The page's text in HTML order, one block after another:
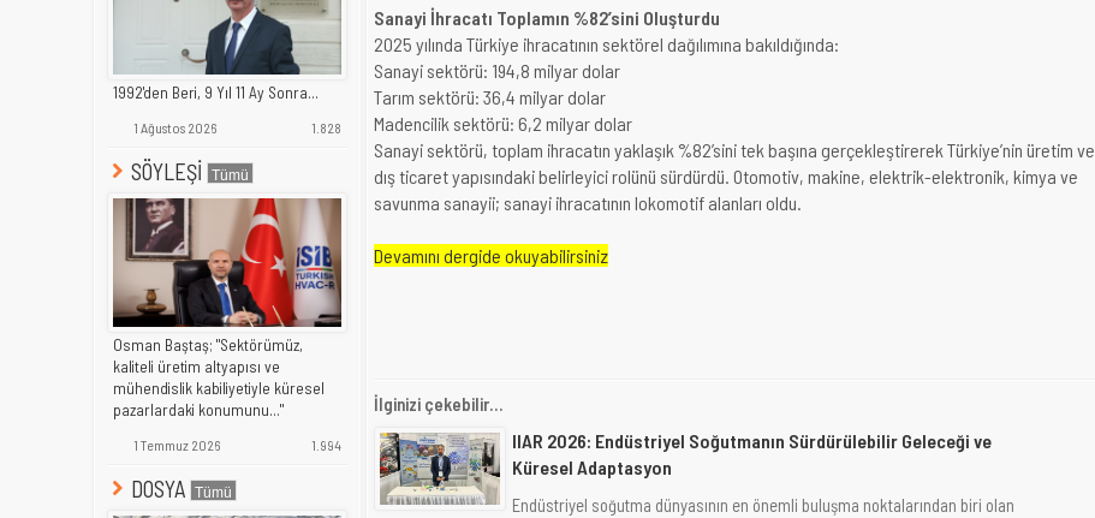
1992'den Beri, 9 Yıl 11 Ay Sonra...
1 Ağustos 2026 1.828
SÖYLEŞİ
Osman Baştaş; "Sektörümüz,
kaliteli üretim altyapısı ve
mühendislik kabiliyetiyle küresel
pazarlardaki konumunu..."
1 Temmuz 2026 1.994
DOSYA
Sanayi İhracatı Toplamın %82’sini Oluşturdu
2025 yılında Türkiye ihracatının sektörel dağılımına bakıldığında:
Sanayi sektörü: 194,8 milyar dolar
Tarım sektörü: 36,4 milyar dolar
Madencilik sektörü: 6,2 milyar dolar
Sanayi sektörü, toplam ihracatın yaklaşık %82’sini tek başına gerçekleştirerek Türkiye’nin üretim ve
dış ticaret yapısındaki belirleyici rolünü sürdürdü. Otomotiv, makine, elektrik-elektronik, kimya ve
savunma sanayii; sanayi ihracatının lokomotif alanları oldu.
Devamını dergide okuyabilirsiniz
İlginizi çekebilir...
IIAR 2026: Endüstriyel Soğutmanın Sürdürülebilir Geleceği ve
Küresel Adaptasyon
Endüstriyel soğutma dünyasının en önemli buluşma noktalarından biri olan